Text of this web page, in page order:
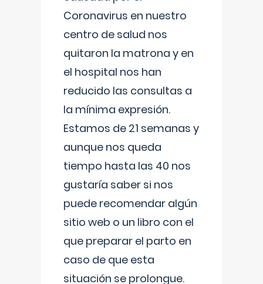
Coronavirus en nuestro
centro de salud nos
quitaron la matrona y en
el hospital nos han
reducido las consultas a
la mínima expresión.
Estamos de 21 semanas y
aunque nos queda
tiempo hasta las 40 nos
gustaría saber si nos
puede recomendar algún
sitio web o un libro con el
que preparar el parto en
caso de que esta
situación se prolongue.